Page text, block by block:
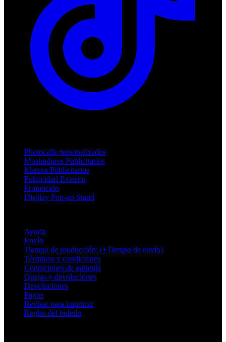
Photocalls personalizados
Mostradores Publicitarios
Marcos Publicitarios
Publicidad Exterior
Promoción
Display Pop-up Stand
Ayuda
Envío
Tiempo de producción: (+Tiempo de envío)
Términos y condiciones
Condiciones de garantía
Quejas y devoluciones
Devoluciones
Pagos
Revisar para imprimir
Reglas del boletín